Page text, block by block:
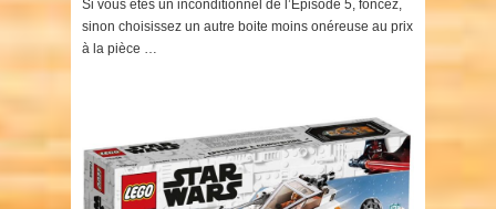
Si vous êtes un inconditionnel de l’Episode 5, foncez,
sinon choisissez un autre boite moins onéreuse au prix
à la pièce …